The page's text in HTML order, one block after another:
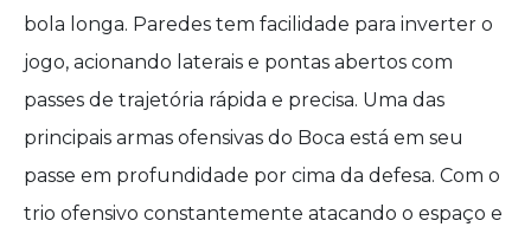
bola longa. Paredes tem facilidade para inverter o
jogo, acionando laterais e pontas abertos com
passes de trajetória rápida e precisa. Uma das
principais armas ofensivas do Boca está em seu
passe em profundidade por cima da defesa. Com o
trio ofensivo constantemente atacando o espaço e